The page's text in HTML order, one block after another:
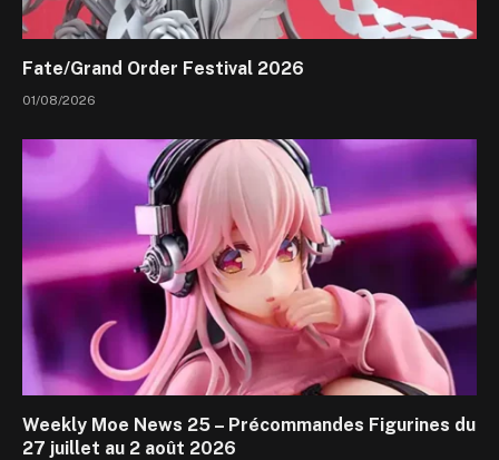
Fate/Grand Order Festival 2026
01/08/2026
Weekly Moe News 25 – Précommandes Figurines du
27 juillet au 2 août 2026